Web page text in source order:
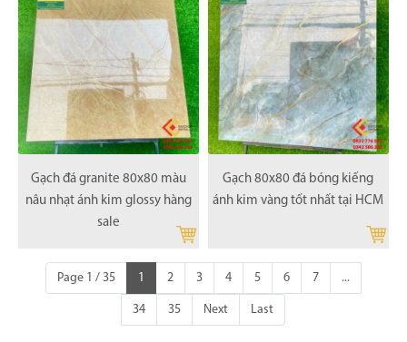
Gạch đá granite 80x80 màu
nâu nhạt ánh kim glossy hàng
sale
Gạch 80x80 đá bóng kiếng
ánh kim vàng tốt nhất tại HCM
Page 1 / 35 1 2 3 4 5 6 7 ...
34 35 Next Last